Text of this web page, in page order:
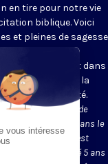
en tire pour notre vie
biblique. Voici
et pleines de
par petites
sans effort dans
de la foi, de la
ou de la Trinité.
est Compagnon de
Ordonné prêtre dans le
il est originaire, il est
en 1999. Il a passé 5 ans